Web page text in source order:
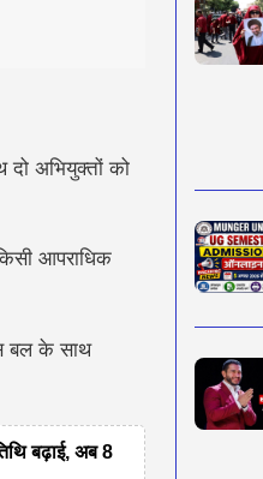
दो अभियुक्तों को
आपराधिक
बल के साथ
बढ़ाई, अब 8